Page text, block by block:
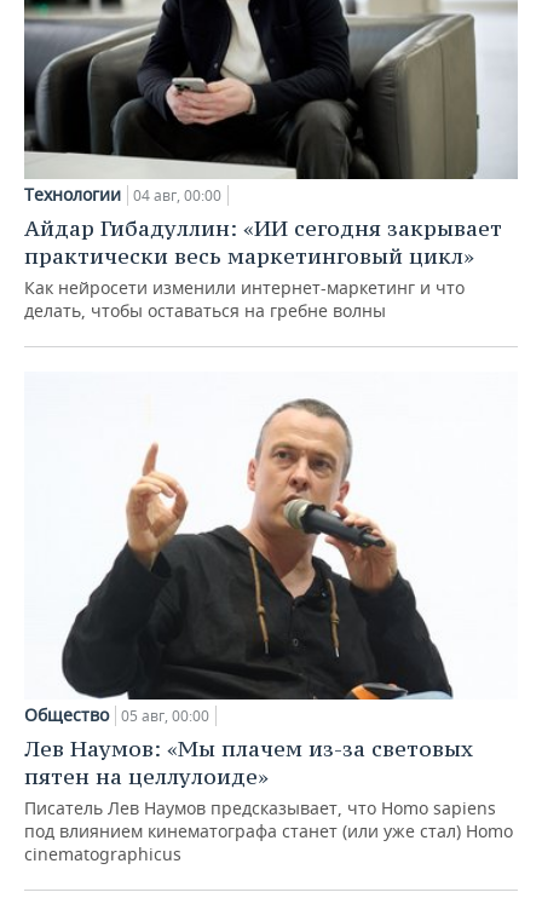
Технологии 04 авг, 00:00
Айдар Гибадуллин: «ИИ сегодня закрывает
практически весь маркетинговый цикл»
Как нейросети изменили интернет-маркетинг и что
делать, чтобы оставаться на гребне волны
Общество 05 авг, 00:00
Лев Наумов: «Мы плачем из-за световых
пятен на целлулоиде»
Писатель Лев Наумов предсказывает, что Homo sapiens
под влиянием кинематографа станет (или уже стал) Homo
cinematographicus